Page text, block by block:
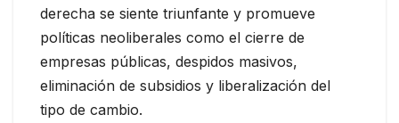
derecha se siente triunfante y promueve
políticas neoliberales como el cierre de
empresas públicas, despidos masivos,
eliminación de subsidios y liberalización del
tipo de cambio.